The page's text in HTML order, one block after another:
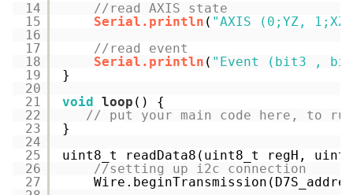
14
15
16
17
18
19
20
21
22
23
24
25
26
27
//read AXIS state
Serial.println ( "AXIS (0;YZ,
//read event
Serial.println ( "Event (bit3 ,
}
void loop () {
// put your main code here, to
}
uint8_t readData8(uint8_t regH,
//setting up i2c connection